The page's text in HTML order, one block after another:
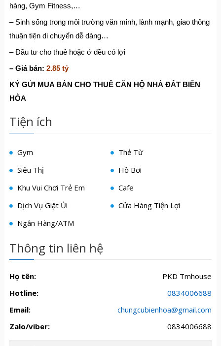
hàng, Gym Fitness,…
– Sinh sống trong môi trường văn minh, lành mạnh, giao thông
thuận tiện di chuyển dễ dàng…
– Đầu tư cho thuê hoặc ở đều có lợi
– Giá bán: 2.85 tỷ
KÝ GỬI MUA BÁN CHO THUÊ CĂN HỘ NHÀ ĐẤT BIÊN
HÒA
Tiện ích
Gym
Thẻ Từ
Siêu Thị
Hồ Bơi
Khu Vui Chơi Trẻ Em
Cafe
Dịch Vụ Giặt Ủi
Cửa Hàng Tiện Lợi
Ngân Hàng/ATM
Thông tin liên hệ
Họ tên:
PKD Tmhouse
Hotline:
0834006688
Email:
chungcubienhoa@gmail.com
Zalo/viber:
0834006688